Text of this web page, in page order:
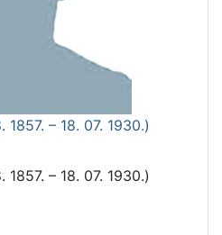
– 18. 07. 1930.)
– 18. 07. 1930.)